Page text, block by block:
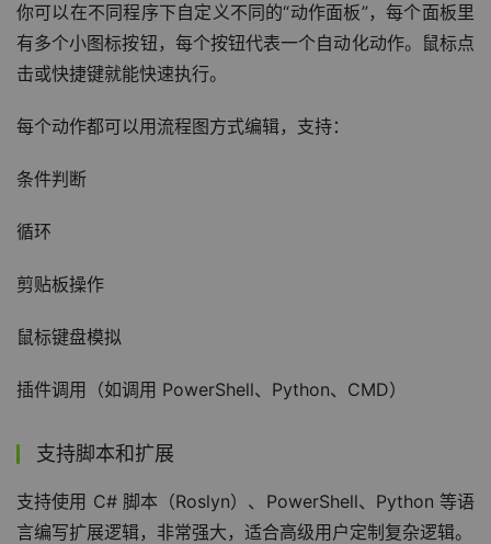
你可以在不同程序下自定义不同的“动作面板”，每个面板里
有多个小图标按钮，每个按钮代表一个自动化动作。鼠标点
击或快捷键就能快速执行。
每个动作都可以用流程图方式编辑，支持：
条件判断
循环
剪贴板操作
鼠标键盘模拟
插件调用（如调用 PowerShell、Python、CMD）
支持脚本和扩展
支持使用 C# 脚本（Roslyn）、PowerShell、Python 等语
言编写扩展逻辑，非常强大，适合高级用户定制复杂逻辑。